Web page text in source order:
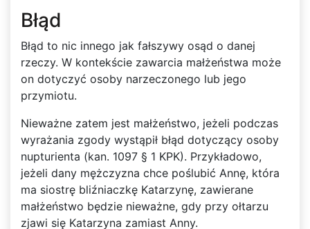
Błąd
Błąd to nic innego jak fałszywy osąd o danej
rzeczy. W kontekście zawarcia małżeństwa może
on dotyczyć osoby narzeczonego lub jego
przymiotu.
Nieważne zatem jest małżeństwo, jeżeli podczas
wyrażania zgody wystąpił błąd dotyczący osoby
nupturienta (kan. 1097 § 1 KPK). Przykładowo,
jeżeli dany mężczyzna chce poślubić Annę, która
ma siostrę bliźniaczkę Katarzynę, zawierane
małżeństwo będzie nieważne, gdy przy ołtarzu
zjawi się Katarzyna zamiast Anny.